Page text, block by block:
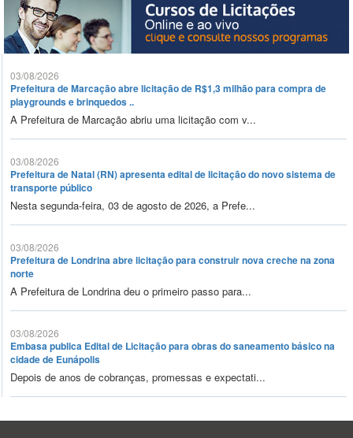
03/08/2026
Prefeitura de Marcação abre licitação de R$1,3 milhão para compra de
playgrounds e brinquedos ..
A Prefeitura de Marcação abriu uma licitação com v...
03/08/2026
Prefeitura de Natal (RN) apresenta edital de licitação do novo sistema de
transporte público
Nesta segunda-feira, 03 de agosto de 2026, a Prefe...
03/08/2026
Prefeitura de Londrina abre licitação para construir nova creche na zona
norte
A Prefeitura de Londrina deu o primeiro passo para...
03/08/2026
Embasa publica Edital de Licitação para obras do saneamento básico na
cidade de Eunápolis
Depois de anos de cobranças, promessas e expectati...